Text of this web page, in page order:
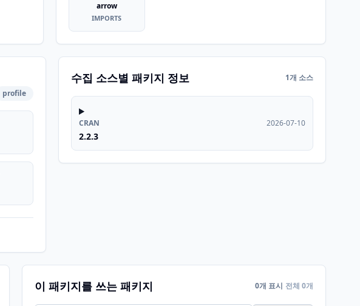
arrow
IMPORTS
profile
수집 소스별 패키지 정보 1개 소스
CRAN
2.2.3
2026-07-10
이 패키지를 쓰는 패키지 0개 표시 전체 0개